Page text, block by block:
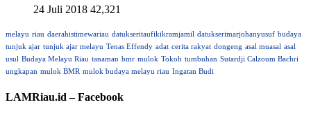
24 Juli 2018 42,321
melayu riau daerahistimewariau datukseritaufikikramjamil datukserimarjohanyusuf budaya
tunjuk ajar tunjuk ajar melayu Tenas Effendy adat cerita rakyat dongeng asal muasal asal
usul Budaya Melayu Riau tanaman bmr mulok Tokoh tumbuhan Sutardji Calzoum Bachri
ungkapan mulok BMR mulok budaya melayu riau Ingatan Budi
LAMRiau.id – Facebook